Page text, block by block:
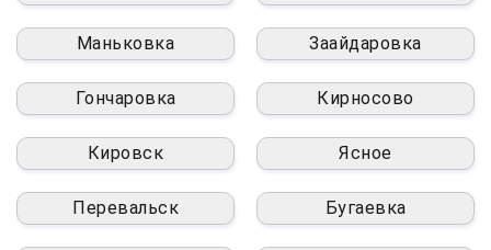
Маньковка Заайдаровка
Гончаровка Кирносово
Кировск Ясное
Перевальск Бугаевка